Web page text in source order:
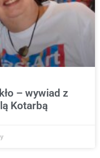
– wywiad z
Kotarbą